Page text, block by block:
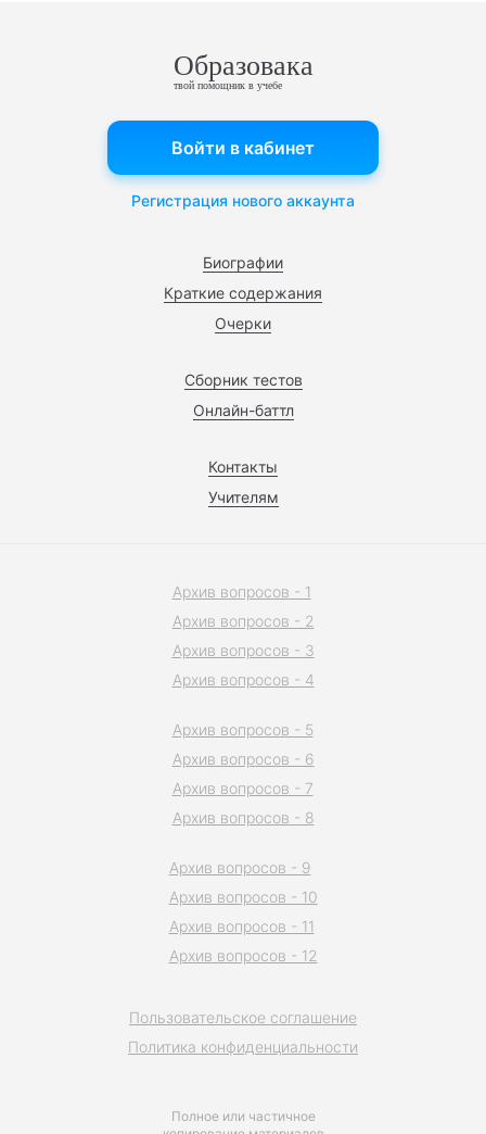
Образовака
твой помощник в учебе
Биографии
Краткие содержания
Очерки
Сборник тестов
Онлайн-баттл
Контакты
Учителям
Войти в кабинет
Регистрация нового аккаунта
Полное или частичное
Пользовательское соглашение
Политика конфиденциальности
Архив вопросов - 1
Архив вопросов - 2
Архив вопросов - 3
Архив вопросов - 4
Архив вопросов - 5
Архив вопросов - 6
Архив вопросов - 7
Архив вопросов - 8
Архив вопросов - 9
Архив вопросов - 10
Архив вопросов - 11
Архив вопросов - 12